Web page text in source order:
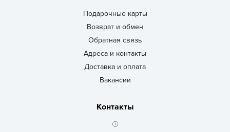
Подарочные карты
Возврат и обмен
Обратная связь
Адреса и контакты
Доставка и оплата
Вакансии
Контакты